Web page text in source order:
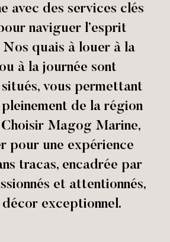
avec des services clés
naviguer l’esprit
quais à louer à la
à la journée sont
vous permettant
de la région
Choisir Magog Marine,
pour une expérience
tracas, encadrée par
et attentionnés,
décor exceptionnel.